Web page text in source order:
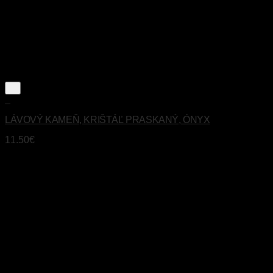
LÁVOVÝ KAMEŇ, KRIŠTÁĽ PRASKANÝ, ÓNYX
11.50€